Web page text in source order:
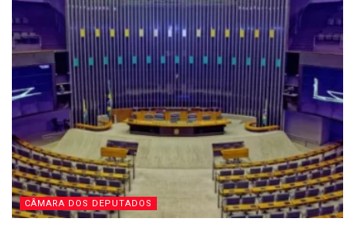
CÂMARA DOS DEPUTADOS